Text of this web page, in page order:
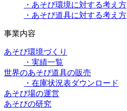
・あそび環境に対する考え方
・あそび道具に対する考え方
事業内容
あそび環境づくり
・実績一覧
世界のあそび道具の販売
・在庫状況表ダウンロード
あそび場の運営
あそびの研究